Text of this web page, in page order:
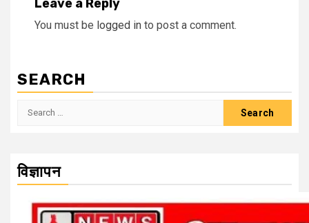
Leave a Reply
You must be logged in to post a comment.
SEARCH
Search
विज्ञापन